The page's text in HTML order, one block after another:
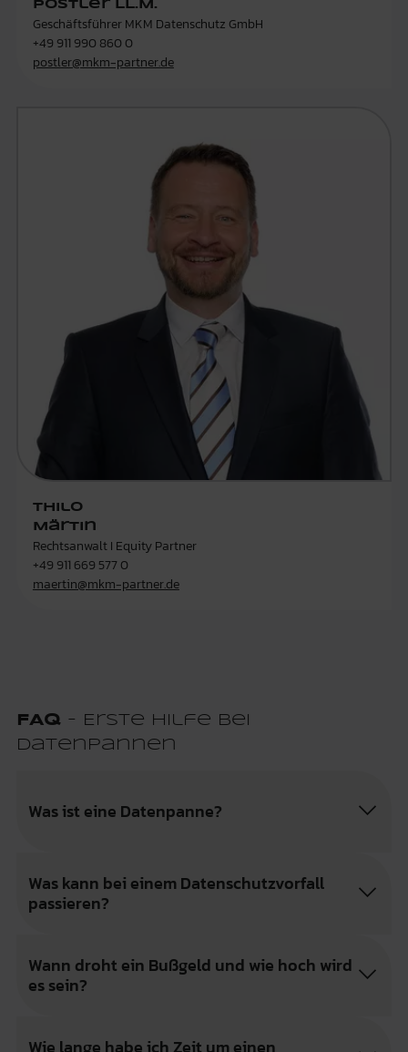
Postler LL.M.
Geschäftsführer MKM Datenschutz GmbH
+49 911 990 860 0
postler@mkm-partner.de
Thilo
Märtin
Rechtsanwalt I Equity Partner
+49 911 669 577 0
maertin@mkm-partner.de
FAQ - Erste Hilfe bei
Datenpannen
Was ist eine Datenpanne?
Was kann bei einem Datenschutzvorfall
passieren?
Wann droht ein Bußgeld und wie hoch wird
es sein?
Wie lange habe ich Zeit um einen